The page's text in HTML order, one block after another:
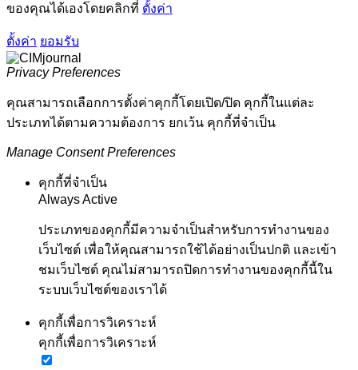
ของคุณได้เองโดยคลิกที่ ตั้งค่า
ตั้งค่า ยอมรับ
Privacy Preferences
คุณสามารถเลือกการตั้งค่าคุกกี้โดยเปิด/ปิด คุกกี้ในแต่ละ
ประเภทได้ตามความต้องการ ยกเว้น คุกกี้ที่จำเป็น
Manage Consent Preferences
คุกกี้ที่จำเป็น
Always Active
ประเภทของคุกกี้มีความจำเป็นสำหรับการทำงานของ
เว็บไซต์ เพื่อให้คุณสามารถใช้ได้อย่างเป็นปกติ และเข้า
ชมเว็บไซต์ คุณไม่สามารถปิดการทำงานของคุกกี้นี้ใน
ระบบเว็บไซต์ของเราได้
คุกกี้เพื่อการวิเคราะห์
คุกกี้เพื่อการวิเคราะห์